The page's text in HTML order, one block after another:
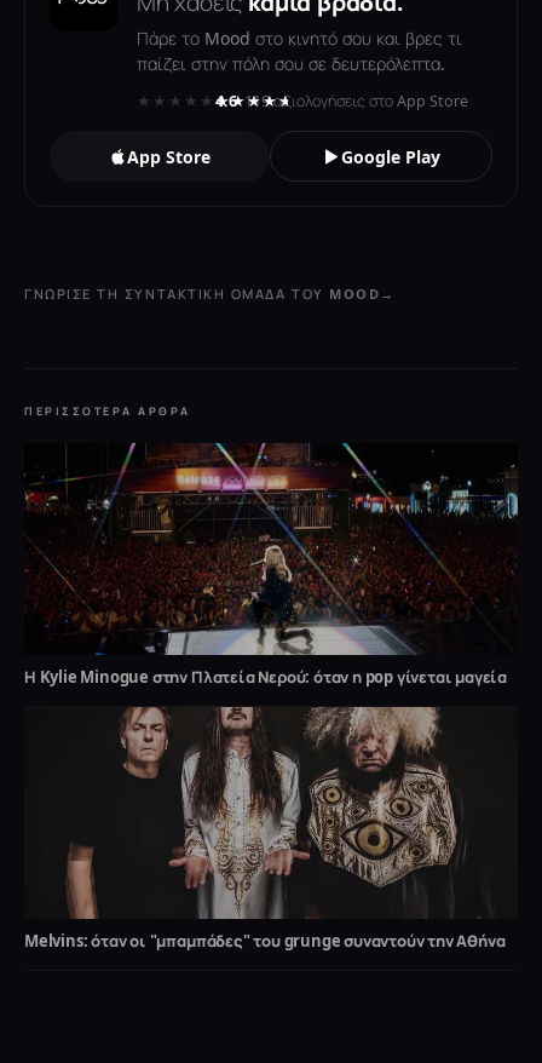
Πάρε το Mood στο κινητό σου και βρες τι
παίζει στην πόλη σου σε δευτερόλεπτα.
★★★★★★★★★★
4.6· 119 αξιολογήσεις στο App Store
App Store Google Play
ΓΝΏΡΙΣΕ ΤΗ ΣΥΝΤΑΚΤΙΚΉ ΟΜΆΔΑ ΤΟΥ MOOD →
ΠΕΡΙΣΣΌΤΕΡΑ ΆΡΘΡΑ
Η Kylie Minogue στην Πλατεία Νερού: όταν η pop γίνεται μαγεία
Melvins: όταν οι "μπαμπάδες" του grunge συναντούν την Αθήνα